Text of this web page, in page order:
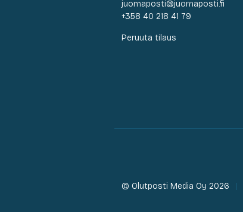
juomaposti@juomaposti.fi
+358 40 218 41 79
Peruuta tilaus
© Olutposti Media Oy 2026